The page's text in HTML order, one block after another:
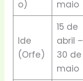
o)
maio
Ide
(Orfe)
15 de
abril –
30 de
maio